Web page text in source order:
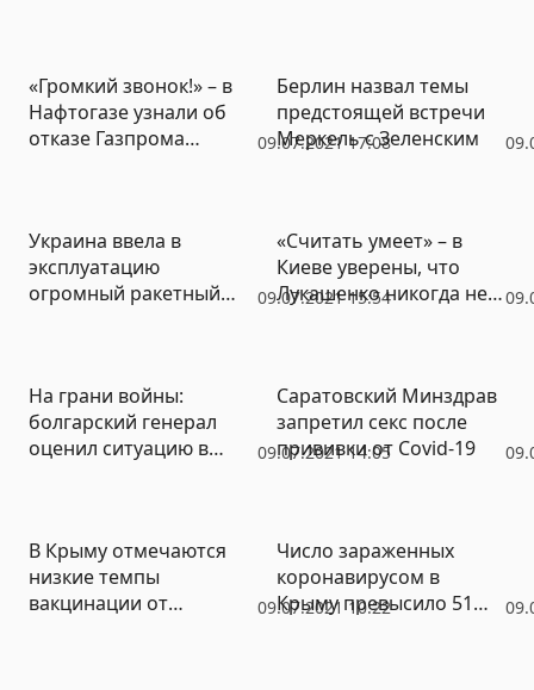
время наводнения
09.07.2021 17:08
«Громкий звонок!» – в
Нафтогазе узнали об
отказе Газпрома
Берлин назвал темы
предстоящей встречи
Меркель с Зеленским
09.07.2021 15:54
Украина ввела в
эксплуатацию
огромный ракетный
«Считать умеет» – в
Киеве уверены, что
Лукашенко никогда не
09.07.2021 14:05
На грани войны:
болгарский генерал
оценил ситуацию в
Саратовский Минздрав
запретил секс после
прививки от Covid-19
09.07.2021 10:22
В Крыму отмечаются
низкие темпы
вакцинации от
Число зараженных
коронавирусом в
Крыму превысило 51